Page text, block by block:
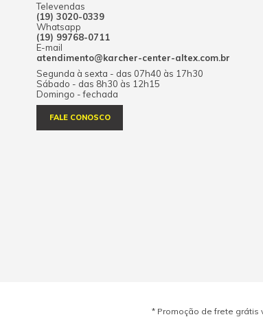
Televendas
(19) 3020-0339
Whatsapp
(19) 99768-0711
E-mail
atendimento@karcher-center-altex.com.br
Segunda à sexta - das 07h40 às 17h30
Sábado - das 8h30 às 12h15
Domingo - fechada
FALE CONOSCO
* Promoção de frete grátis